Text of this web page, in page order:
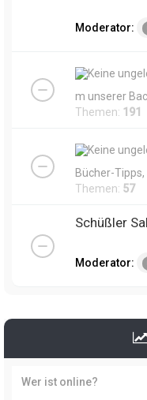
Moderator:
m unserer
Themen: 191
Bücher-
Themen: 57
Schüßler
Moderator:
Wer ist online?